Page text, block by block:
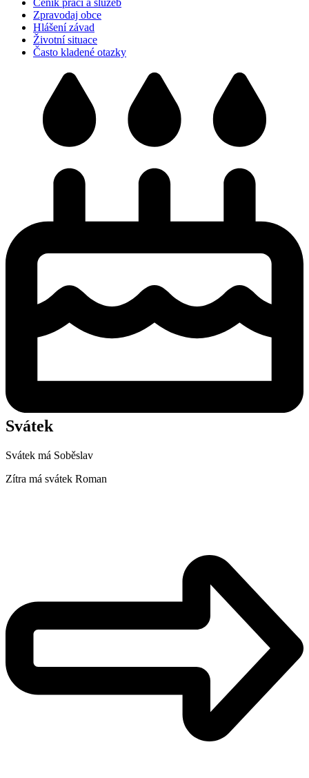
Zpravodaj obce
Hlášení závad
Životní situace
Často kladené otazky
Svátek
Svátek má Soběslav
Zítra má svátek Roman